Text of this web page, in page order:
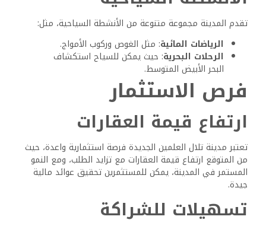
تقدم المدينة مجموعة متنوعة من الأنشطة السياحية، مثل:
الرياضات المائية: مثل الغوص وركوب الأمواج.
الرحلات البحرية: حيث يمكن للسياح استكشاف
البحر الأبيض المتوسط.
فرص الاستثمار
ارتفاع قيمة العقارات
تعتبر مدينة تلال العلمين الجديدة فرصة استثمارية واعدة، حيث
من المتوقع ارتفاع قيمة العقارات مع تزايد الطلب، ومع النمو
المستمر في المدينة، يمكن للمستثمرين تحقيق عوائد مالية
جيدة.
تسهيلات للشراكة